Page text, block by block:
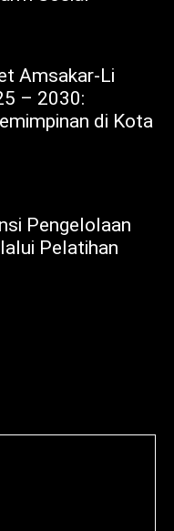
Amsakar-Li
– 2030:
di Kota
Pengelolaan
Pelatihan